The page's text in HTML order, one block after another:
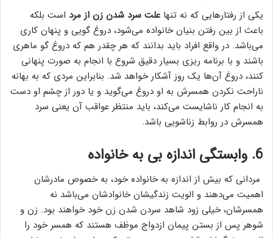
یکی از رفتارهایی که نه تنها علت سرد شدن زن از مرد است بلکه
باعث از بین رفتن بنیان خانواده می‌شود، دروغ گویی و پنهان کاری
می‌باشد. در واقع افراد باید بدانند که هر چقدر هم که دروغ گو ماهری
باشند و با برنامه ریزی بسیار دقیق شروع با انجام به صورت پنهانی
کنند، دروغ آن‌ها یک روز آشکار خواهد شد. بنابراین مردی که به بهانه
ناراحت نکردن همسرش به او دروغ می‌گوید و یا دور از چشم او دست
به انجام کار ناشایست می‌کند، باید منتظر عواقب آن یعنی سرد
همسرش در روابط زناشویی باشد.
6. وابستگی اندازه بی به خانواده
مردانی که بیش از اندازه به خانواده خود، به خصوص مادرشان
اهمیت می‌دهند و الویت زندگیشان خانوادشان می‌باشد نه
همسرشان، خیلی زود شاهد سردن شدن زن خود خواهند بود. زن و
شوهر پس از بستن پیمان ازدواج موظف هستند که همسر خود را